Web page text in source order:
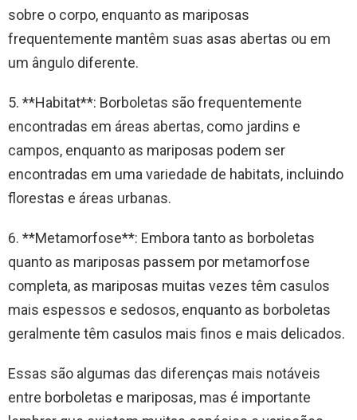
sobre o corpo, enquanto as mariposas
frequentemente mantêm suas asas abertas ou em
um ângulo diferente.
5. **Habitat**: Borboletas são frequentemente
encontradas em áreas abertas, como jardins e
campos, enquanto as mariposas podem ser
encontradas em uma variedade de habitats, incluindo
florestas e áreas urbanas.
6. **Metamorfose**: Embora tanto as borboletas
quanto as mariposas passem por metamorfose
completa, as mariposas muitas vezes têm casulos
mais espessos e sedosos, enquanto as borboletas
geralmente têm casulos mais finos e mais delicados.
Essas são algumas das diferenças mais notáveis
entre borboletas e mariposas, mas é importante